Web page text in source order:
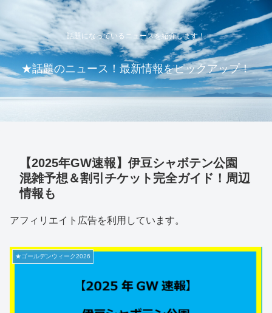
話題になっているニュースを紹介します！
★話題のニュース！最新情報をピックアップ！
【2025年GW速報】伊豆シャボテン公園
混雑予想＆割引チケット完全ガイド！周辺
情報も
アフィリエイト広告を利用しています。
★ゴールデンウィーク2026